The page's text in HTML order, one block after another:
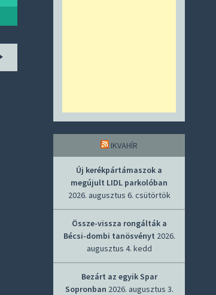
IKVAHÍR
Új kerékpártámaszok a
megújult LIDL parkolóban
2026. augusztus 6. csütörtök
Össze-vissza rongálták a
Bécsi-dombi tanösvényt 2026.
augusztus 4. kedd
Bezárt az egyik Spar
Sopronban 2026. augusztus 3.